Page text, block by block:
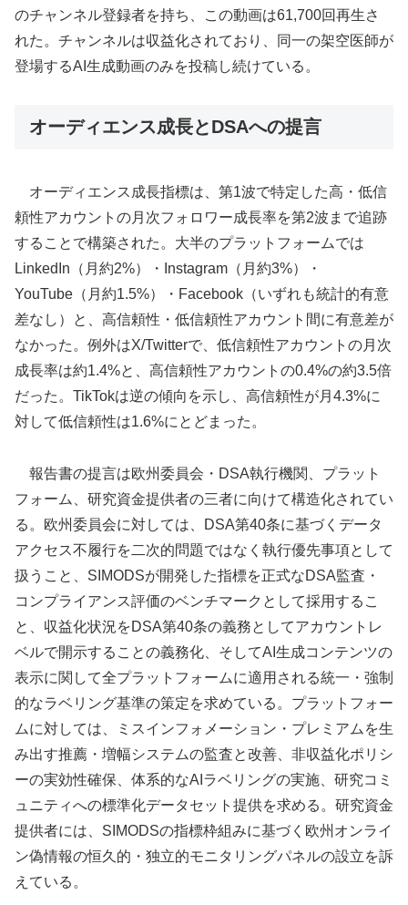
のチャンネル登録者を持ち、この動画は61,700回再生さ
れた。チャンネルは収益化されており、同一の架空医師が
登場するAI生成動画のみを投稿し続けている。
オーディエンス成長とDSAへの提言
オーディエンス成長指標は、第1波で特定した高・低信
頼性アカウントの月次フォロワー成長率を第2波まで追跡
することで構築された。大半のプラットフォームでは
LinkedIn（月約2%）・Instagram（月約3%）・
YouTube（月約1.5%）・Facebook（いずれも統計的有意
差なし）と、高信頼性・低信頼性アカウント間に有意差が
なかった。例外はX/Twitterで、低信頼性アカウントの月次
成長率は約1.4%と、高信頼性アカウントの0.4%の約3.5倍
だった。TikTokは逆の傾向を示し、高信頼性が月4.3%に
対して低信頼性は1.6%にとどまった。
報告書の提言は欧州委員会・DSA執行機関、プラット
フォーム、研究資金提供者の三者に向けて構造化されてい
る。欧州委員会に対しては、DSA第40条に基づくデータ
アクセス不履行を二次的問題ではなく執行優先事項として
扱うこと、SIMODSが開発した指標を正式なDSA監査・
コンプライアンス評価のベンチマークとして採用するこ
と、収益化状況をDSA第40条の義務としてアカウントレ
ベルで開示することの義務化、そしてAI生成コンテンツの
表示に関して全プラットフォームに適用される統一・強制
的なラベリング基準の策定を求めている。プラットフォー
ムに対しては、ミスインフォメーション・プレミアムを生
み出す推薦・増幅システムの監査と改善、非収益化ポリシ
ーの実効性確保、体系的なAIラベリングの実施、研究コミ
ュニティへの標準化データセット提供を求める。研究資金
提供者には、SIMODSの指標枠組みに基づく欧州オンライ
ン偽情報の恒久的・独立的モニタリングパネルの設立を訴
えている。